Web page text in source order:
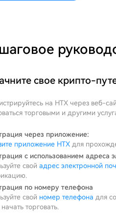
свое крипто-
на HTX через веб-
торговыми и другими
через приложение:
приложение HTX для
с использованием адреса
свой адрес электронной
по номеру телефона
свой номер телефона для
торговать.